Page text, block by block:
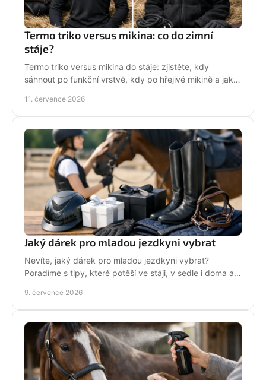
Termo triko versus mikina: co do zimní
stáje?
Termo triko versus mikina do stáje: zjistěte, kdy
sáhnout po funkční vrstvě, kdy po hřejivé mikině a jak
11. července 2026
Jaký dárek pro mladou jezdkyni vybrat
Nevíte, jaký dárek pro mladou jezdkyni vybrat?
Poradíme s tipy, které potěší ve stáji, v sedle i doma a
9. července 2026